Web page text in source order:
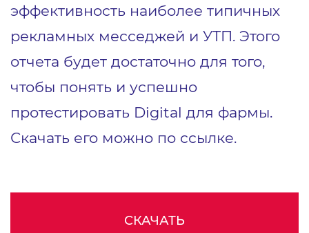
эффективность наиболее типичных
рекламных месседжей и УТП. Этого
отчета будет достаточно для того,
чтобы понять и успешно
протестировать Digital для фармы.
Скачать его можно по ссылке.
СКАЧАТЬ